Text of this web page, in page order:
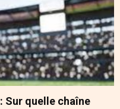
: Sur quelle chaîne